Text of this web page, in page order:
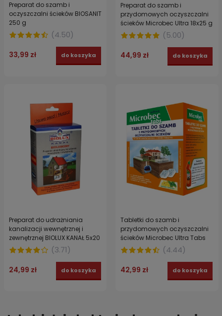
Preparat do szamb i
oczyszczalni ścieków BIOSANIT
250 g
(4.50)
33,99 zł do koszyka
Preparat do szamb i
przydomowych oczyszczalni
ścieków Microbec Ultra 18x25 g
(5.00)
44,99 zł do koszyka
Preparat do udrażniania
kanalizacji wewnętrznej i
zewnętrznej BIOLUX KANAŁ 5x20
g
(3.71)
24,99 zł do koszyka
Tabletki do szamb i
przydomowych oczyszczalni
ścieków Microbec Ultra Tabs
16x20 g
(4.44)
42,99 zł do koszyka